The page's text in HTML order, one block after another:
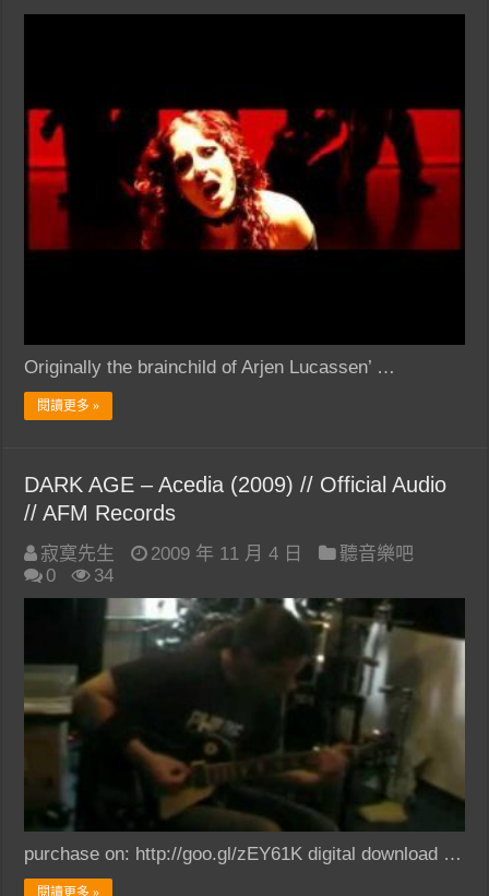
Originally the brainchild of Arjen Lucassen’ …
閱讀更多 »
DARK AGE – Acedia (2009) // Official Audio
// AFM Records
寂寞先生 2009 年 11 月 4 日
聽音樂吧
0
34
purchase on: http://goo.gl/zEY61K digital download …